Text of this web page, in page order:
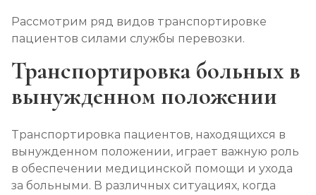
Рассмотрим ряд видов транспортировке
пациентов силами службы перевозки.
Транспортировка больных в
вынужденном положении
Транспортировка пациентов, находящихся в
вынужденном положении, играет важную роль
в обеспечении медицинской помощи и ухода
за больными. В различных ситуациях, когда